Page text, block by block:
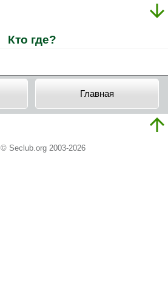
Кто где?
Главная
© Seclub.org 2003-2026